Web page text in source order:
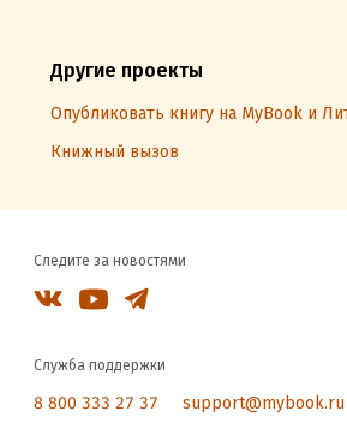
Другие проекты
Опубликовать книгу на MyBook и
Книжный вызов
Следите за новостями
Служба поддержки
8 800 333 27 37 support@mybook.ru